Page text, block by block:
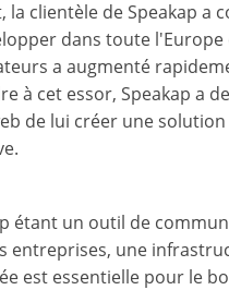
la clientèle de Speakap a
dans toute l'Europe
a augmenté
à cet essor, Speakap a
de lui créer une
étant un outil de
entreprises, une
est essentielle pour le